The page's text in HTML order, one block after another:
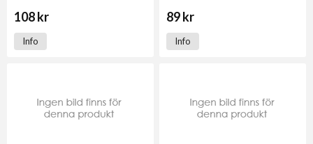
108 kr
Info
89 kr
Info